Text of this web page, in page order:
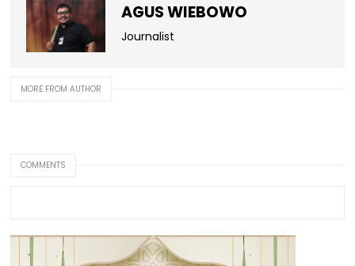
AGUS WIEBOWO
Journalist
MORE FROM AUTHOR
COMMENTS